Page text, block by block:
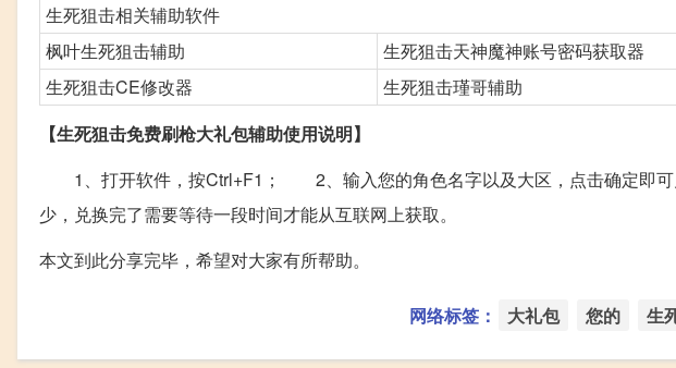
生死狙击相关辅助软件
枫叶生死狙击辅助
生死狙击天神魔神账号密码获取器
生死狙击CE修改器
生死狙击瑾哥辅助
【生死狙击免费刷枪大礼包辅助使用说明】
1、打开软件，按Ctrl+F1； 2、输入您的角色名字以及大区，点击确定即
少，兑换完了需要等待一段时间才能从互联网上获取。
本文到此分享完毕，希望对大家有所帮助。
网络标签： 大礼包 您的 生